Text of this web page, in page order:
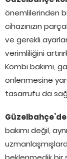
önemlilerinden
cihazınızın
ve gerekli
verimliliğini
Kombi bakımı,
önlenmesine
tasarrufu da
bakımı değil,